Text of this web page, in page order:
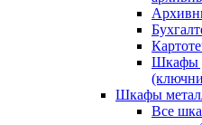
Шкафы
Шкафы
Все